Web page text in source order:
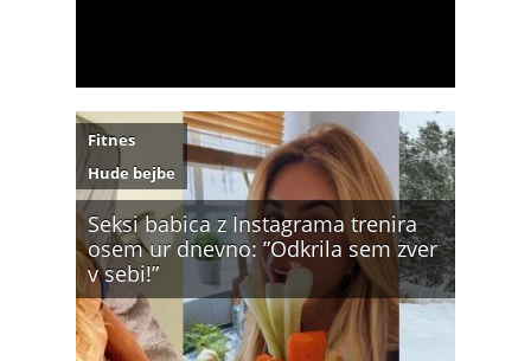
Seksi babica z Instagrama trenira
osem ur dnevno: ”Odkrila sem zver
v sebi!”
Fitnes
Hude bejbe